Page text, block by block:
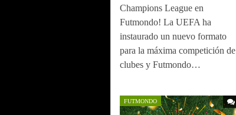
Champions League en
Futmondo! La UEFA ha
instaurado un nuevo formato
para la máxima competición de
clubes y Futmondo…
FUTMONDO